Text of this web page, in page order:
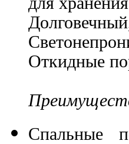
Откидные
Спальные